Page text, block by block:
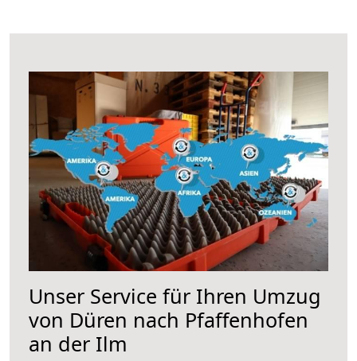
Unser Service für Ihren Umzug
von Düren nach Pfaffenhofen
an der Ilm